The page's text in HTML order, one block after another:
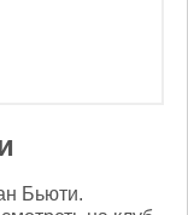
Бьюти.